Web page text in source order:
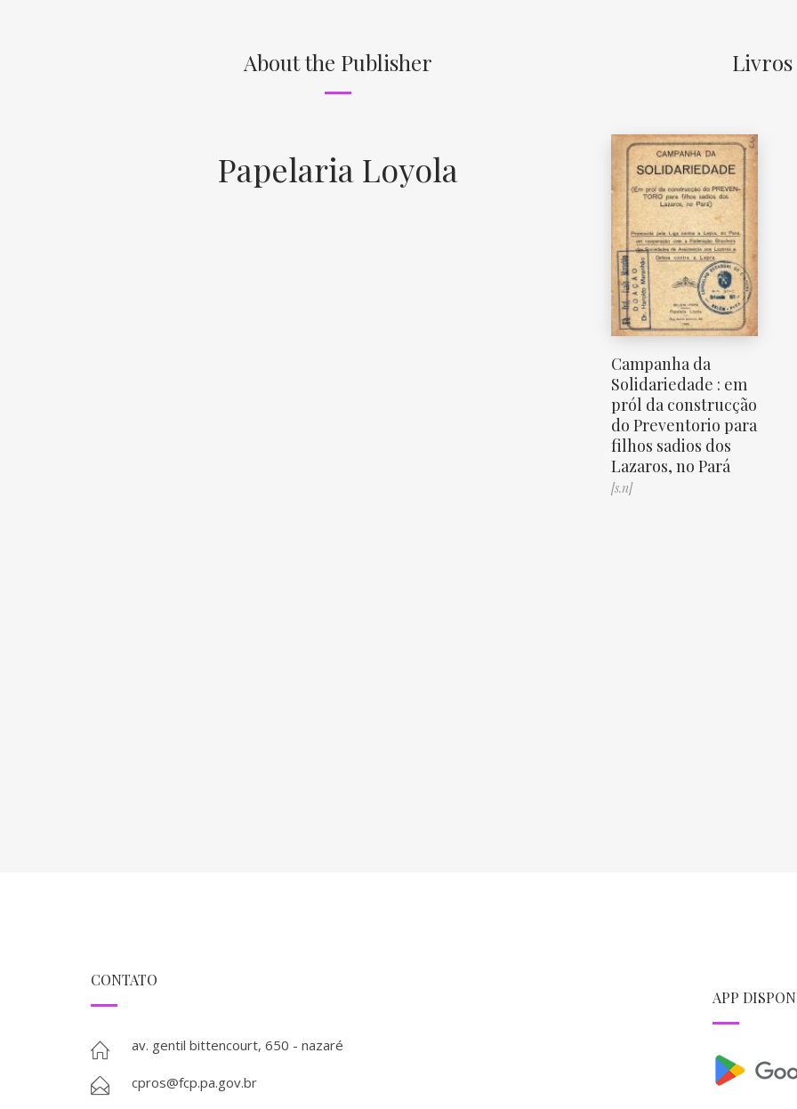
About the Publisher
Papelaria Loyola
Livros
Campanha da
Solidariedade : em
pról da construcção
do Preventorio para
filhos sadios dos
Lazaros, no Pará
[s.n]
CONTATO
av. gentil bittencourt, 650 - nazaré
cpros@fcp.pa.gov.br
APP